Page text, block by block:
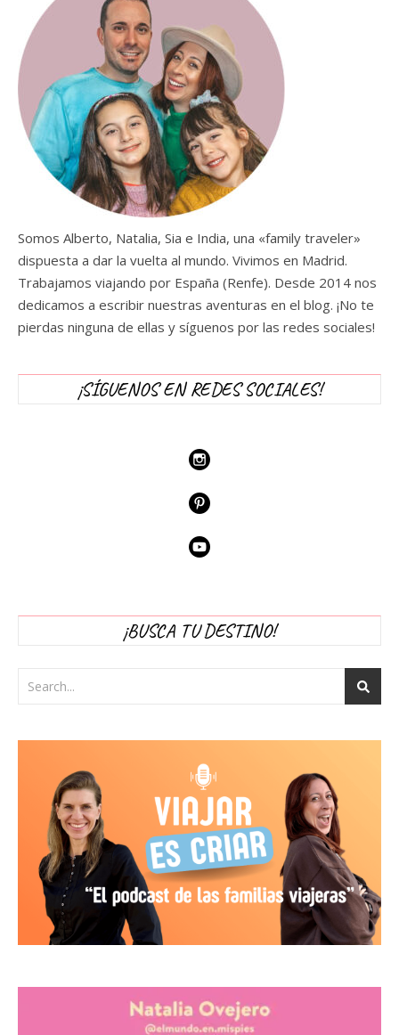
Somos Alberto, Natalia, Sia e India, una «family traveler»
dispuesta a dar la vuelta al mundo. Vivimos en Madrid.
Trabajamos viajando por España (Renfe). Desde 2014 nos
dedicamos a escribir nuestras aventuras en el blog. ¡No te
pierdas ninguna de ellas y síguenos por las redes sociales!
¡SÍGUENOS EN REDES SOCIALES!
¡BUSCA TU DESTINO!